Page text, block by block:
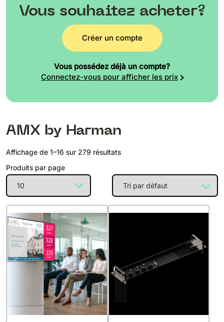
Vous souhaitez acheter?
Créer un compte
Vous possédez déjà un compte?
Connectez-vous pour afficher les prix
AMX by Harman
Affichage de 1–16 sur 279 résultats
Produits par page